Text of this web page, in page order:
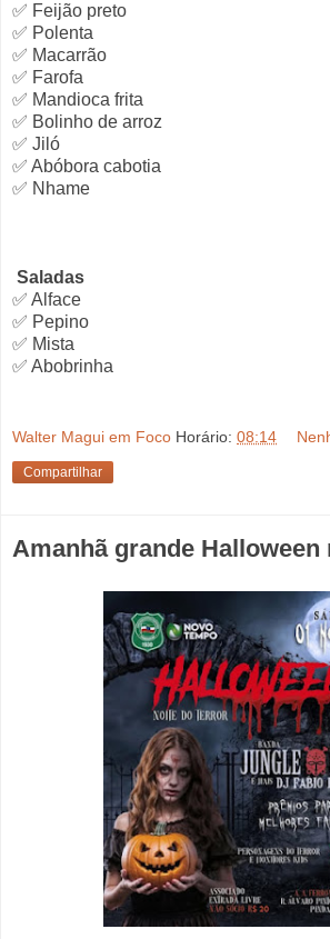
✅ Feijão preto
✅ Polenta
✅ Macarrão
✅ Farofa
✅ Mandioca frita
✅ Bolinho de arroz
✅ Jiló
✅ Abóbora cabotia
✅ Nhame
Saladas
✅ Alface
✅ Pepino
✅ Mista
✅ Abobrinha
Walter Magui em Foco Horário: 08:14
Compartilhar
Amanhã grande Halloween